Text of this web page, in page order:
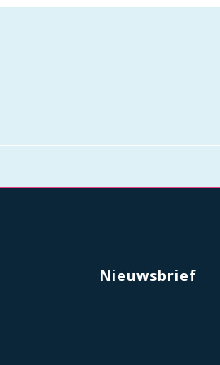
Nieuwsbrief